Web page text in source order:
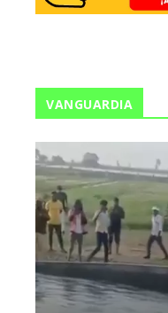
VANGUARDIA